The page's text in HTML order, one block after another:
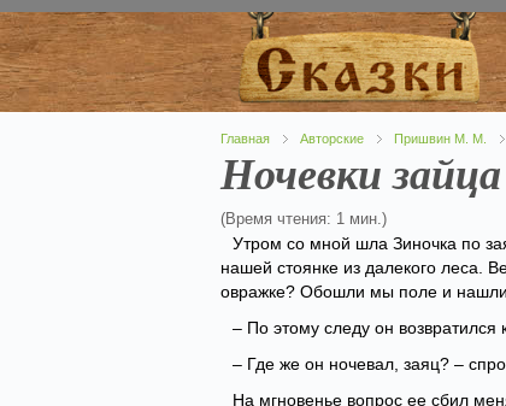
Главная Авторские Пришвин М. М.
Ночевки зайца
(Время чтения: 1 мин.)
Утром со мной шла Зиночка по
нашей стоянке из далекого леса.
овражке? Обошли мы поле и
– По этому следу он возвратился
– Где же он ночевал, заяц? –
На мгновенье вопрос ее сбил